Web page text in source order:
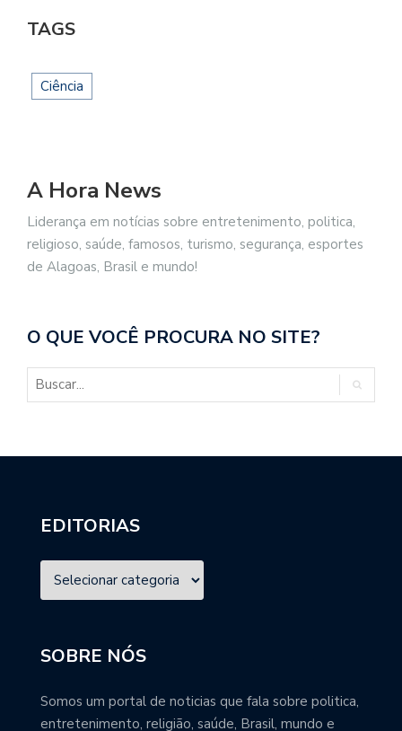
TAGS
Ciência
A Hora News
Liderança em notícias sobre entretenimento, politica,
religioso, saúde, famosos, turismo, segurança, esportes
de Alagoas, Brasil e mundo!
O QUE VOCÊ PROCURA NO SITE?
EDITORIAS
SOBRE NÓS
Somos um portal de noticias que fala sobre politica,
entretenimento, religião, saúde, Brasil, mundo e